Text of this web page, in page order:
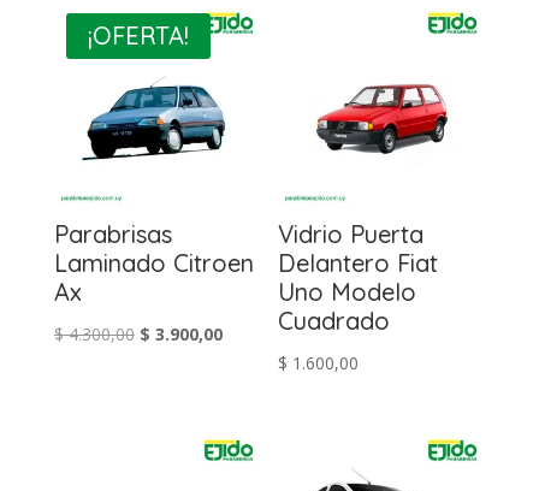
¡OFERTA!
Parabrisas
Laminado Citroen
Ax
$4.300,00 El
$ 4.300,00.
$ 3.900,00El
$ 3.900,00.
Vidrio Puerta
Delantero Fiat
Uno Modelo
Cuadrado
$ 1.600,00